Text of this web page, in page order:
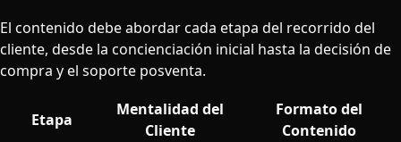
El contenido debe abordar cada etapa del recorrido del
cliente, desde la concienciación inicial hasta la decisión de
compra y el soporte posventa.
Etapa
Mentalidad del
Cliente
Formato del
Contenido